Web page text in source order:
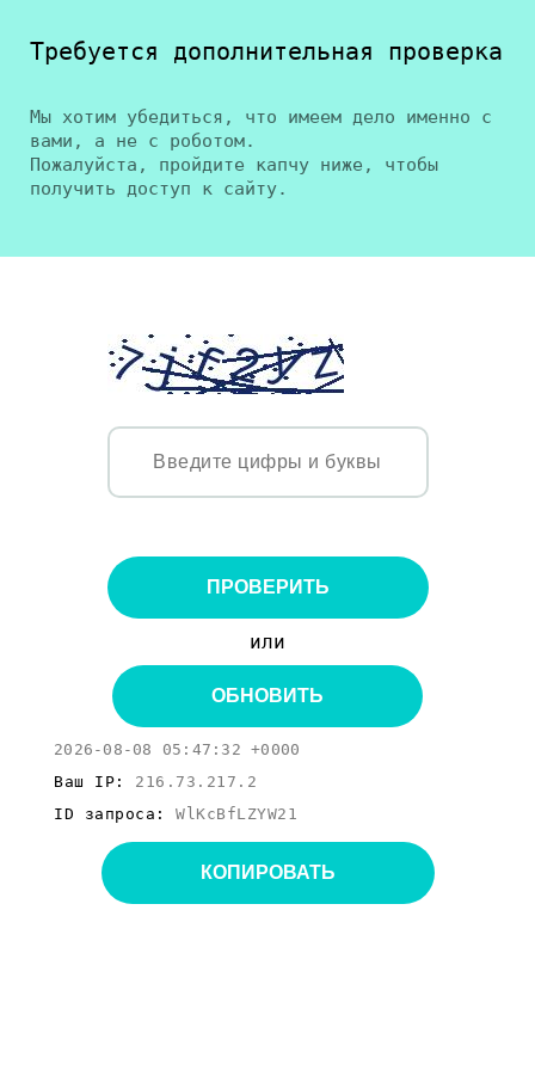
Требуется дополнительная проверка
Мы хотим убедиться, что имеем дело именно с
вами, а не с роботом.
Пожалуйста, пройдите капчу ниже, чтобы
получить доступ к сайту.
ПРОВЕРИТЬ
или
ОБНОВИТЬ
2026-08-08 05:47:32 +0000
Ваш IP: 216.73.217.2
ID запроса: WlKcBfLZYW21
КОПИРОВАТЬ